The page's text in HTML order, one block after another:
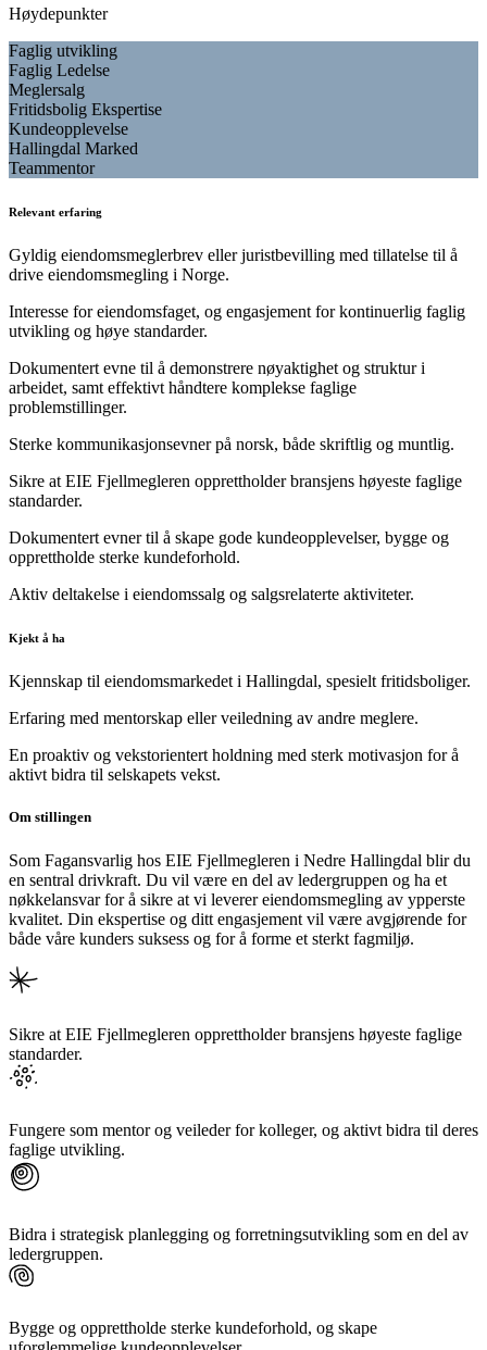
Høydepunkter
Faglig utvikling
Faglig Ledelse
Meglersalg
Fritidsbolig Ekspertise
Kundeopplevelse
Hallingdal Marked
Teammentor
Relevant erfaring
Gyldig eiendomsmeglerbrev eller juristbevilling med tillatelse til å
drive eiendomsmegling i Norge.
Interesse for eiendomsfaget, og engasjement for kontinuerlig faglig
utvikling og høye standarder.
Dokumentert evne til å demonstrere nøyaktighet og struktur i
arbeidet, samt effektivt håndtere komplekse faglige
problemstillinger.
Sterke kommunikasjonsevner på norsk, både skriftlig og muntlig.
Sikre at EIE Fjellmegleren opprettholder bransjens høyeste faglige
standarder.
Dokumentert evner til å skape gode kundeopplevelser, bygge og
opprettholde sterke kundeforhold.
Aktiv deltakelse i eiendomssalg og salgsrelaterte aktiviteter.
Kjekt å ha
Kjennskap til eiendomsmarkedet i Hallingdal, spesielt fritidsboliger.
Erfaring med mentorskap eller veiledning av andre meglere.
En proaktiv og vekstorientert holdning med sterk motivasjon for å
aktivt bidra til selskapets vekst.
Om stillingen
Som Fagansvarlig hos EIE Fjellmegleren i Nedre Hallingdal blir du
en sentral drivkraft. Du vil være en del av ledergruppen og ha et
nøkkelansvar for å sikre at vi leverer eiendomsmegling av ypperste
kvalitet. Din ekspertise og ditt engasjement vil være avgjørende for
både våre kunders suksess og for å forme et sterkt fagmiljø.
Sikre at EIE Fjellmegleren opprettholder bransjens høyeste faglige
standarder.
Fungere som mentor og veileder for kolleger, og aktivt bidra til deres
faglige utvikling.
Bidra i strategisk planlegging og forretningsutvikling som en del av
ledergruppen.
Bygge og opprettholde sterke kundeforhold, og skape